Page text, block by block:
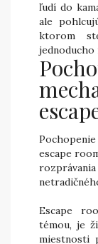
ľudí do
ale
ktorom
jednoducho
escape
Escape
témou, je
miestnosti